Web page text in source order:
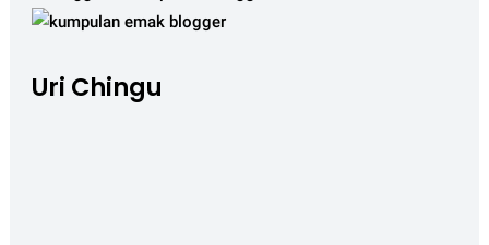
Uri Chingu